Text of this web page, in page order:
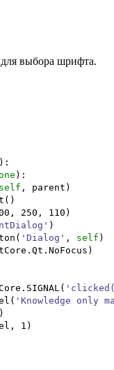
для выбора шрифта.
) :
) :
self , parent )
( )
, 250 , 110 )
)
( 'Dialog' , self )
Qt . NoFocus )
SIGNAL(
( 'Knowledge only
)
, 1 )